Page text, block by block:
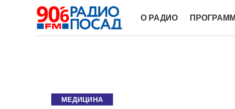
О РАДИО
МЕДИЦИНА